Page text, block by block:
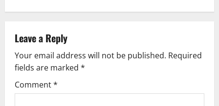
n
a
v
i
g
Leave a Reply
Your email address will not be published. Required
fields are marked *
Comment*